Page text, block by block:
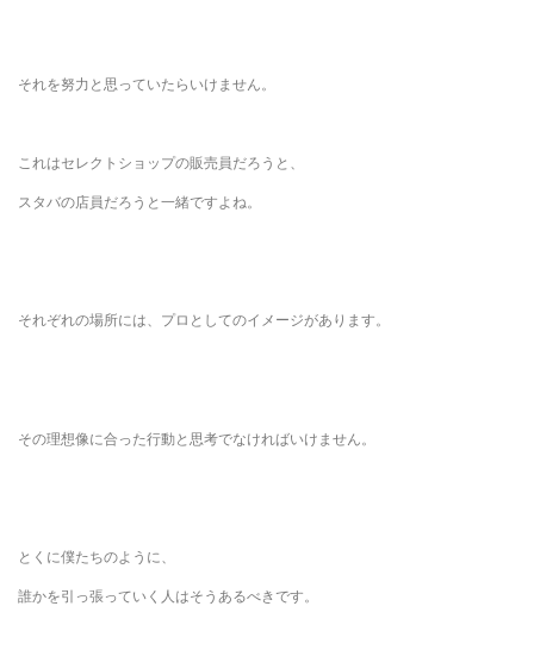
それを努力と思っていたらいけません。
これはセレクトショップの販売員だろうと、
スタバの店員だろうと一緒ですよね。
それぞれの場所には、プロとしてのイメージがあります。
その理想像に合った行動と思考でなければいけません。
とくに僕たちのように、
誰かを引っ張っていく人はそうあるべきです。